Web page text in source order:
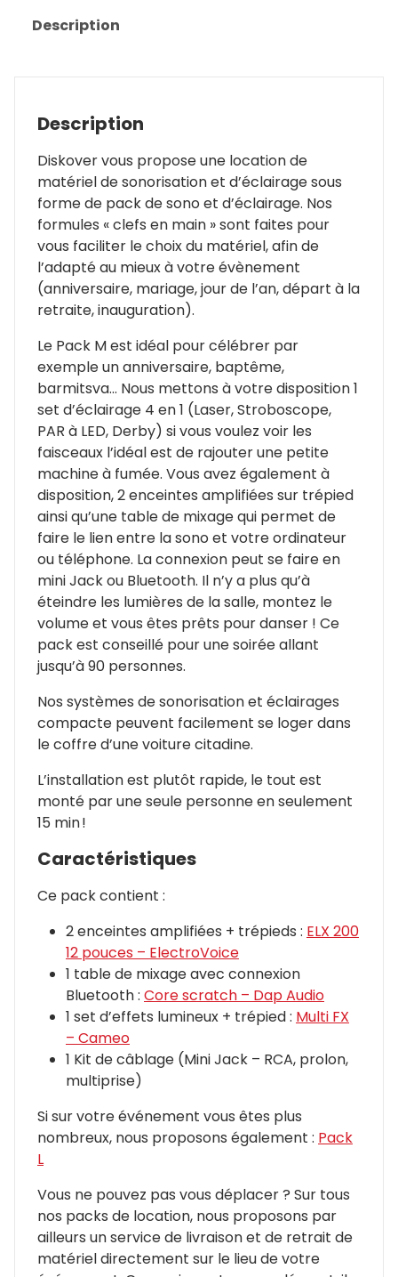
Description
Description
Diskover vous propose une location de
matériel de sonorisation et d’éclairage sous
forme de pack de sono et d’éclairage. Nos
formules « clefs en main » sont faites pour
vous faciliter le choix du matériel, afin de
l’adapté au mieux à votre évènement
(anniversaire, mariage, jour de l’an, départ à la
retraite, inauguration).
Le Pack M est idéal pour célébrer par
exemple un anniversaire, baptême,
barmitsva… Nous mettons à votre disposition 1
set d’éclairage 4 en 1 (Laser, Stroboscope,
PAR à LED, Derby) si vous voulez voir les
faisceaux l’idéal est de rajouter une petite
machine à fumée. Vous avez également à
disposition, 2 enceintes amplifiées sur trépied
ainsi qu’une table de mixage qui permet de
faire le lien entre la sono et votre ordinateur
ou téléphone. La connexion peut se faire en
mini Jack ou Bluetooth. Il n’y a plus qu’à
éteindre les lumières de la salle, montez le
volume et vous êtes prêts pour danser ! Ce
pack est conseillé pour une soirée allant
jusqu’à 90 personnes.
Nos systèmes de sonorisation et éclairages
compacte peuvent facilement se loger dans
le coffre d’une voiture citadine.
L’installation est plutôt rapide, le tout est
monté par une seule personne en seulement
15 min !
Caractéristiques
Ce pack contient :
2 enceintes amplifiées + trépieds : ELX 200
12 pouces – ElectroVoice
1 table de mixage avec connexion
Bluetooth : Core scratch – Dap Audio
1 set d’effets lumineux + trépied : Multi FX
– Cameo
1 Kit de câblage (Mini Jack – RCA, prolon,
multiprise)
Si sur votre événement vous êtes plus
nombreux, nous proposons également : Pack
L
Vous ne pouvez pas vous déplacer ? Sur tous
nos packs de location, nous proposons par
ailleurs un service de livraison et de retrait de
matériel directement sur le lieu de votre